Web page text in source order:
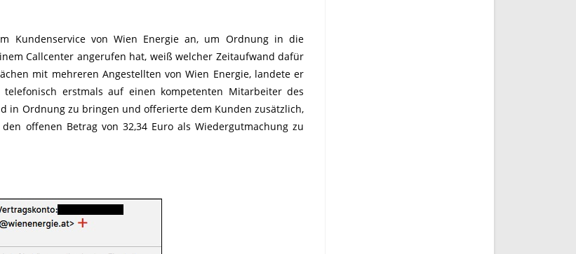
Kundenservice von Wien Energie an, um Ordnung in die
Callcenter angerufen hat, weiß welcher Zeitaufwand dafür
mit mehreren Angestellten von Wien Energie, landete er
erstmals auf einen kompetenten Mitarbeiter des
in Ordnung zu bringen und offerierte dem Kunden zusätzlich,
offenen Betrag von 32,34 Euro als Wiedergutmachung zu